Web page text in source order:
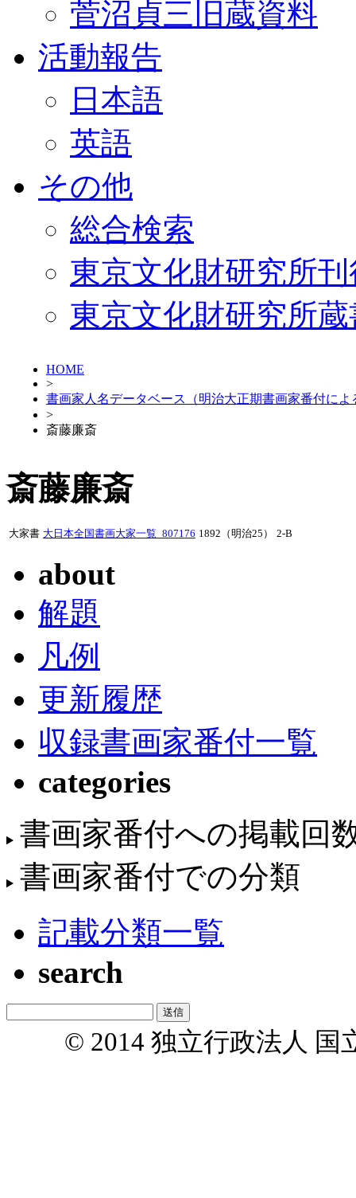
菅沼貞三旧蔵資料
活動報告
日本語
英語
その他
総合検索
東京文化財研究所
東京文化財研究所
HOME
>
書画家人名データベース（明治大正期書画家番付によ
>
斎藤廉斎
斎藤廉斎
大家書 大日本全国書画大家一覧_807176 1892（明治25） 2-B
about
解題
凡例
更新履歴
収録書画家番付一覧
categories
書画家番付への掲載回
書画家番付での分類
記載分類一覧
search
© 2014 独立行政法人 国